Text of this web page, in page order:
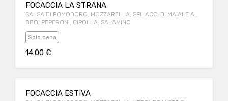
FOCACCIA LA STRANA
SALSA DI POMODORO, MOZZARELLA, SFILACCI DI MAIALE AL
BBQ, PEPERONI, CIPOLLA, SALAMINO
Solo cena
14.00 €
FOCACCIA ESTIVA